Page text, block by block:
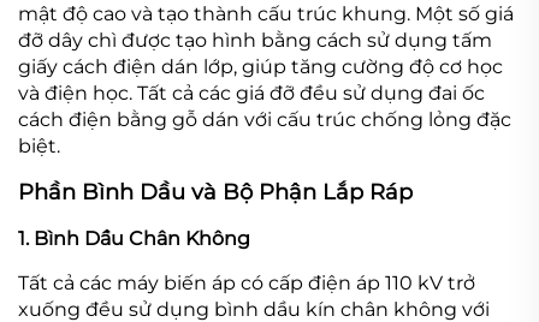
mật độ cao và tạo thành cấu trúc khung. Một số giá
đỡ dây chì được tạo hình bằng cách sử dụng tấm
giấy cách điện dán lớp, giúp tăng cường độ cơ học
và điện học. Tất cả các giá đỡ đều sử dụng đai ốc
cách điện bằng gỗ dán với cấu trúc chống lỏng đặc
biệt.
Phần Bình Dầu và Bộ Phận Lắp Ráp
1. Bình Dầu Chân Không
Tất cả các máy biến áp có cấp điện áp 110 kV trở
xuống đều sử dụng bình dầu kín chân không với